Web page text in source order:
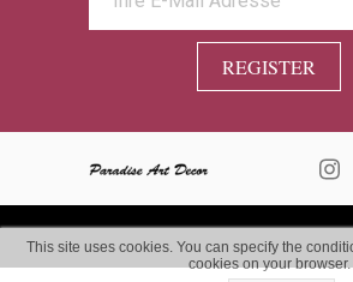
REGISTER
This site uses cookies. You can specify the
cookies on your browser.